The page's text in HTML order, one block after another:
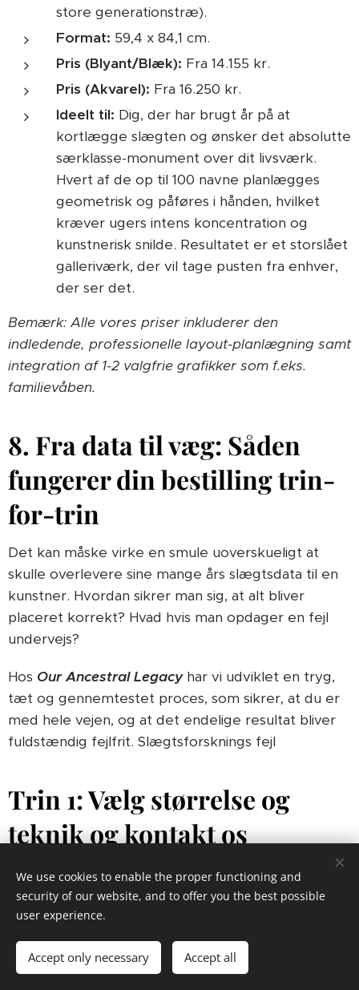
store generationstræ).
Format: 59,4 x 84,1 cm.
Pris (Blyant/Blæk): Fra 14.155 kr.
Pris (Akvarel): Fra 16.250 kr.
Ideelt til: Dig, der har brugt år på at
kortlægge slægten og ønsker det absolutte
særklasse-monument over dit livsværk.
Hvert af de op til 100 navne planlægges
geometrisk og påføres i hånden, hvilket
kræver ugers intens koncentration og
kunstnerisk snilde. Resultatet er et storslået
galleriværk, der vil tage pusten fra enhver,
der ser det.
Bemærk: Alle vores priser inkluderer den
indledende, professionelle layout-planlægning samt
integration af 1-2 valgfrie grafikker som f.eks.
familievåben.
8. Fra data til væg: Såden
fungerer din bestilling trin-
for-trin
Det kan måske virke en smule uoverskueligt at
skulle overlevere sine mange års slægtsdata til en
kunstner. Hvordan sikrer man sig, at alt bliver
placeret korrekt? Hvad hvis man opdager en fejl
undervejs?
Hos Our Ancestral Legacyhar vi udviklet en tryg,
tæt og gennemtestet proces, som sikrer, at du er
med hele vejen, og at det endelige resultat bliver
fuldstændig fejlfrit. Slægtsforsknings fejl
Trin 1: Vælg størrelse og
teknik og kontakt os
Du starter med at besøge vores dybdegående
sider omkring familietræer. Her vælger du det
format (S, M eller L), der passer til dit antal af
personer, samt din foretrukne kunstneriske stilart
(blyant, tusch eller akvarel). Herefter kontakter du
We use cookies to enable the proper functioning and
security of our website, and to offer you the best possible
user experience.
Accept only necessary Accept all